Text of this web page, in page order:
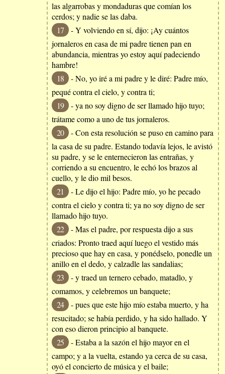
las algarrobas y mondaduras que comían los
cerdos; y nadie se las daba.
17
- Y volviendo en sí, dijo: ¡Ay cuántos
jornaleros en casa de mi padre tienen pan en
abundancia, mientras yo estoy aquí padeciendo
hambre!
18
- No, yo iré a mi padre y le diré: Padre mío,
pequé contra el cielo, y contra ti;
19
- ya no soy digno de ser llamado hijo tuyo;
trátame como a uno de tus jornaleros.
20
- Con esta resolución se puso en camino para
la casa de su padre. Estando todavía lejos, le avistó
su padre, y se le enternecieron las entrañas, y
corriendo a su encuentro, le echó los brazos al
cuello, y le dio mil besos.
21
- Le dijo el hijo: Padre mío, yo he pecado
contra el cielo y contra ti; ya no soy digno de ser
llamado hijo tuyo.
22
- Mas el padre, por respuesta dijo a sus
criados: Pronto traed aquí luego el vestido más
precioso que hay en casa, y ponédselo, ponedle un
anillo en el dedo, y calzadle las sandalias;
23
- y traed un ternero cebado, matadlo, y
comamos, y celebremos un banquete;
24
- pues que este hijo mío estaba muerto, y ha
resucitado; se había perdido, y ha sido hallado. Y
con eso dieron principio al banquete.
25
- Estaba a la sazón el hijo mayor en el
campo; y a la vuelta, estando ya cerca de su casa,
oyó el concierto de música y el baile;